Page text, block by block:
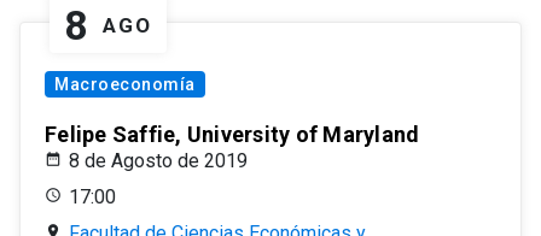
8 AGO
Macroeconomía
Felipe Saffie, University of Maryland
8 de Agosto de 2019
17:00